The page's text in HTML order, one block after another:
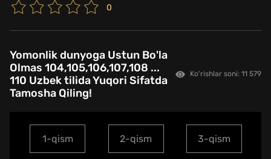
0
Yomonlik dunyoga Ustun Bo'la
Olmas 104,105,106,107,108 ...
110 Uzbek tilida Yuqori Sifatda
Tamosha Qiling!
Ko'rishlar soni: 11 579
1-qism 2-qism 3-qism